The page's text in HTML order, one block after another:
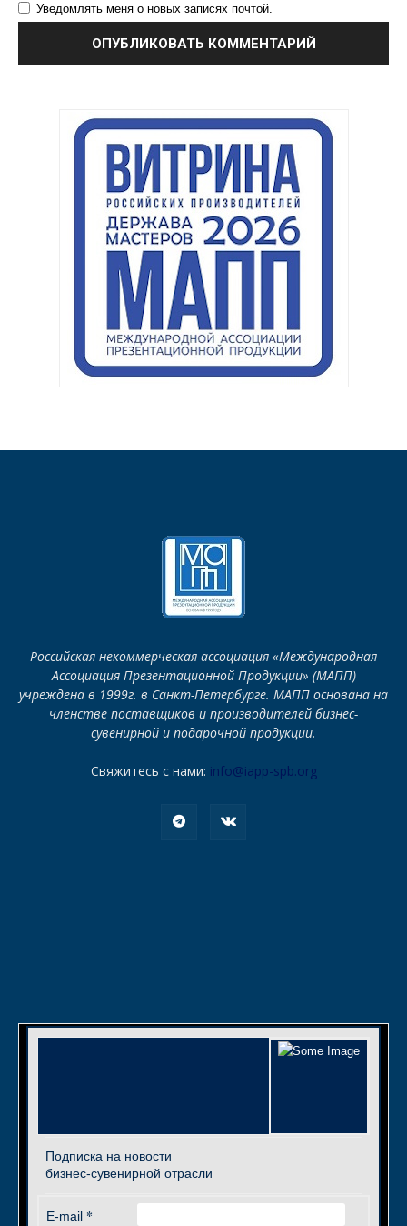
Уведомлять меня о новых записях почтой.
Российская некоммерческая ассоциация «Международная
Ассоциация Презентационной Продукции» (МАПП)
учреждена в 1999г. в Санкт-Петербурге. МАПП основана на
членстве поставщиков и производителей бизнес-
сувенирной и подарочной продукции.
Свяжитесь с нами: info@iapp-spb.org
Подписка на новости
бизнес-сувенирной отрасли
E-mail *